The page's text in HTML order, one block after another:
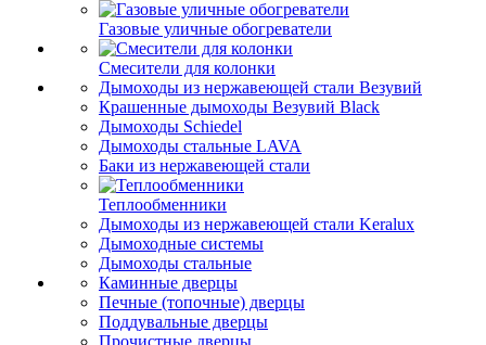
Газовые уличные обогреватели
Смесители для колонки
Дымоходы из нержавеющей стали Везувий
Крашенные дымоходы Везувий Black
Дымоходы Schiedel
Дымоходы стальные LAVA
Баки из нержавеющей стали
Теплообменники
Дымоходы из нержавеющей стали Keralux
Дымоходные системы
Дымоходы стальные
Каминные дверцы
Печные (топочные) дверцы
Поддувальные дверцы
Прочистные дверцы